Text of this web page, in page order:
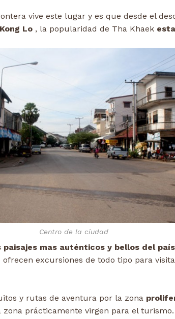
vive este lugar y es que desde el
Lo , la popularidad de Tha Khaek
Centro de la ciudad
mas auténticos y bellos del país
excursiones de todo tipo para
y rutas de aventura por la zona
prácticamente virgen para el turismo.